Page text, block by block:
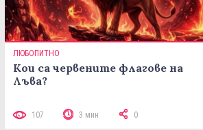
ЛЮБОПИТНО
Кои са червените флагове на
Лъва?
107 3 мин 0